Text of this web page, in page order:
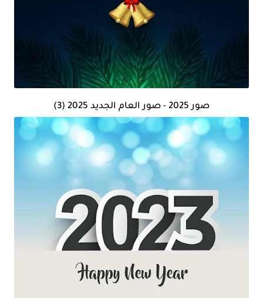
صور 2025 - صور العام الجديد 2025 (3)